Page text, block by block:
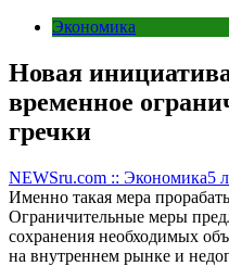
Экономика
Новая
временное
гречки
NEWSru.com :: Экономика5
Именно такая мера
Ограничительные меры
сохранения необходимых
на внутреннем рынке и